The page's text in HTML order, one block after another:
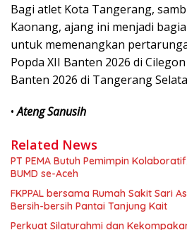
Bagi atlet Kota Tangerang,
Kaonang, ajang ini menjadi
untuk memenangkan
Popda XII Banten 2026 di
Banten 2026 di Tangerang
•Ateng Sanusih
Related News
PT PEMA Butuh Pemimpin
BUMD se-Aceh
FKPPAL bersama Rumah Sakit Sari
Bersih-bersih Pantai Tanjung Kait
Perkuat Silaturahmi dan